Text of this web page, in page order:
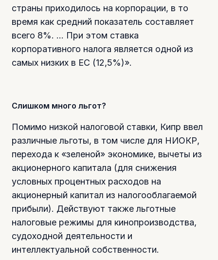
страны приходилось на корпорации, в то
время как средний показатель составляет
всего 8%. … При этом ставка
корпоративного налога является одной из
самых низких в ЕС (12,5%)».
Слишком много льгот?
Помимо низкой налоговой ставки, Кипр ввел
различные льготы, в том числе для НИОКР,
перехода к «зеленой» экономике, вычеты из
акционерного капитала (для снижения
условных процентных расходов на
акционерный капитал из налогооблагаемой
прибыли). Действуют также льготные
налоговые режимы для кинопроизводства,
судоходной деятельности и
интеллектуальной собственности.